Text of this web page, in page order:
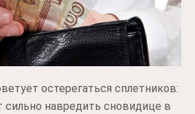
остерегаться сплетников:
сильно навредить сновидице в